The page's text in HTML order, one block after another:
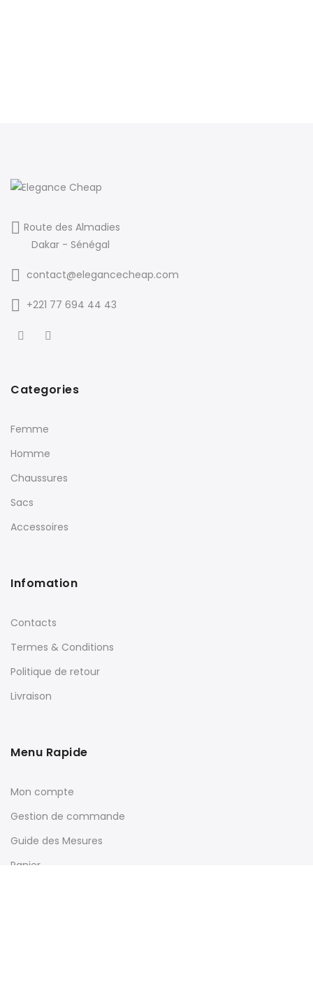
Route des Almadies
Dakar - Sénégal
contact@elegancecheap.com
+221 77 694 44 43
Categories
Femme
Homme
Chaussures
Sacs
Accessoires
Infomation
Contacts
Termes & Conditions
Politique de retour
Livraison
Menu Rapide
Mon compte
Gestion de commande
Guide des Mesures
Panier